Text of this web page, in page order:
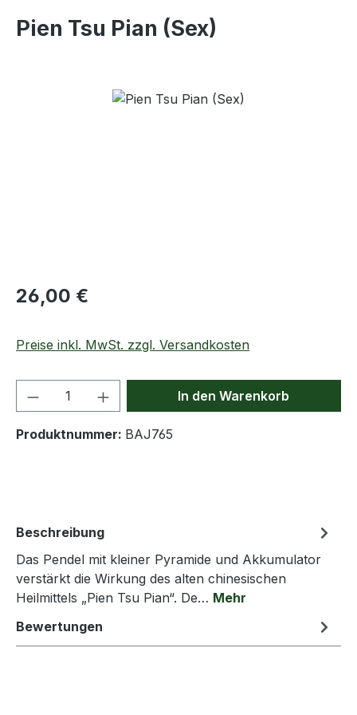
Pien Tsu Pian (Sex)
Bildergalerie überspringen
Regulärer Preis:
26,00 €
Preise inkl. MwSt. zzgl. Versandkosten
Produkt Anzahl: Gib denIn den Warenkorb
Produktnummer: BAJ765
Beschreibung
Das Pendel mit kleiner Pyramide und Akkumulator
verstärkt die Wirkung des alten chinesischen
Heilmittels „Pien Tsu Pian“. De… Mehr
Bewertungen